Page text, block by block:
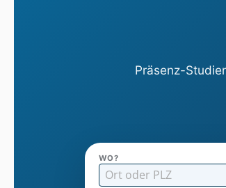
Präsenz-
WO?